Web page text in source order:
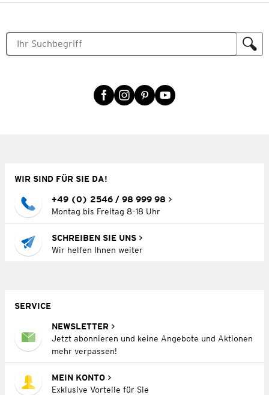
WIR SIND FÜR SIE DA!
+49 (0) 2546 / 98 999 98
Montag bis Freitag 8–18 Uhr
SCHREIBEN SIE UNS
Wir helfen Ihnen weiter
SERVICE
NEWSLETTER
Jetzt abonnieren und keine Angebote und Aktionen
mehr verpassen!
MEIN KONTO
Exklusive Vorteile für Sie